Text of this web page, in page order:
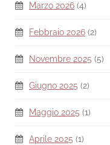
Marzo 2026 (4)
Febbraio 2026 (2)
Novembre 2025 (5)
Giugno 2025 (2)
Maggio 2025 (1)
Aprile 2025 (1)